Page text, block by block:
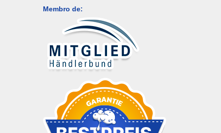
Membro de: